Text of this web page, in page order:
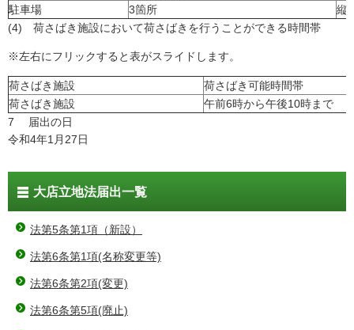
駐車場
3箇所
縦
(4) 荷さばき施設において荷さばきを行うことができる時間帯
※左右にフリックすると表がスライドします。
荷さばき施設
荷さばき可能時間帯
荷さばき施設
午前6時から午後10時まで
7 届出の日
令和4年1月27日
大店立地法届出一覧
法第5条第1項（新設）
法第6条第1項(名称変更等)
法第6条第2項(変更)
法第6条第5項(廃止)